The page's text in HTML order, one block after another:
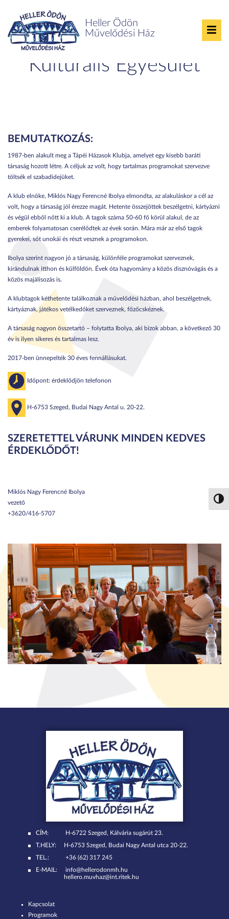
Heller Ödön
Művelődési Ház
Tápéi Házasok Klubja
Kulturális Egyesület
BEMUTATKOZÁS:
1987-ben alakult meg a Tápéi Házasok Klubja, amelyet egy kisebb baráti
társaság hozott létre. A céljuk az volt, hogy tartalmas programokat szervezve
töltsék el szabadidejüket.
A klub elnöke, Miklós Nagy Ferencné Ibolya elmondta, az alakuláskor a cél az
volt, hogy a társaság jól érezze magát. Hetente összejöttek beszélgetni, kártyázni
és végül ebből nőtt ki a klub. A tagok száma 50-60 fő körül alakul, de az
emberek folyamatosan cserélődtek az évek során. Mára már az első tagok
gyerekei, sőt unokái és részt vesznek a programokon.
Ibolya szerint nagyon jó a társaság, különféle programokat szerveznek,
kirándulnak itthon és külföldön. Évek óta hagyomány a közös disznóvágás és a
közös majálisozás is.
A klubtagok kéthetente találkoznak a művelődési házban, ahol beszélgetnek,
kártyáznak, játékos vetélkedőket szerveznek, főzőcskéznek.
A társaság nagyon összetartó – folytatta Ibolya, aki bízok abban, a következő 30
év is ilyen sikeres és tartalmas lesz.
2017-ben ünnepelték 30 éves fennállásukat.
Időpont: érdeklődjön telefonon
H-6753 Szeged, Budai Nagy Antal u. 20-22.
SZERETETTEL VÁRUNK MINDEN KEDVES
ÉRDEKLŐDŐT!
Miklós Nagy Ferencné Ibolya
vezető
+3620/416-5707
CÍM:
H-6722 Szeged, Kálvária sugárút 23.
T.HELY:
H-6753 Szeged, Budai Nagy Antal utca 20-22.
TEL.:
+36 (62) 317 245
E-MAIL:
info@hellerodonmh.hu
hellero.muvhaz@int.ritek.hu
Kapcsolat
Programok